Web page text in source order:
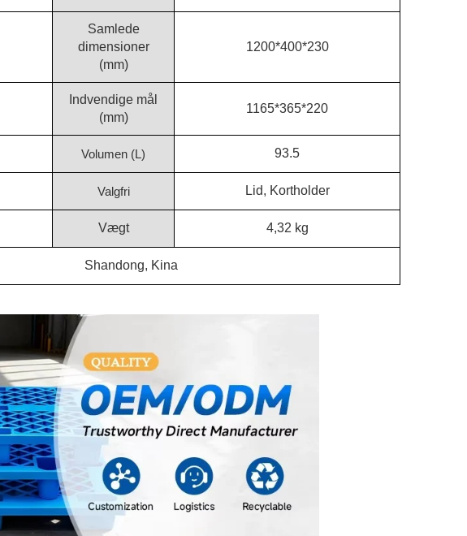
Samlede
dimensioner
(mm)
1200*400*230
Indvendige mål
(mm)
1165*365*220
Volumen (L) 93.5
Valgfri Lid, Kortholder
Vægt 4,32 kg
Shandong, Kina